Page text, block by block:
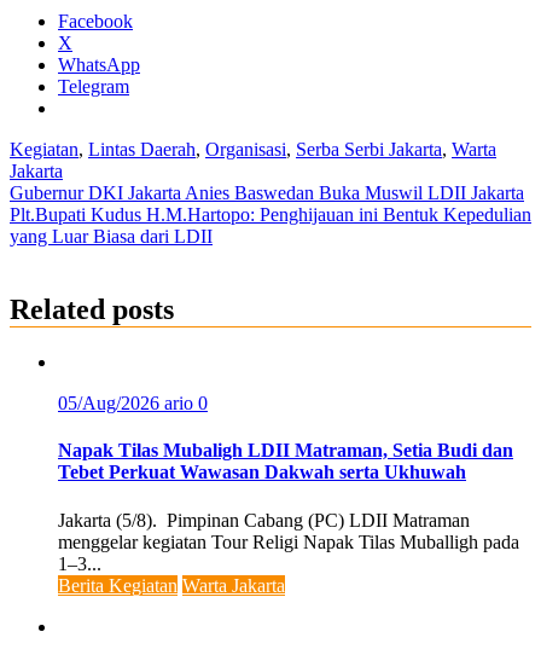
Facebook
X
WhatsApp
Telegram
Kegiatan, Lintas Daerah, Organisasi, Serba Serbi Jakarta, Warta
Jakarta
Post
navigation
Gubernur DKI Jakarta Anies Baswedan Buka Muswil LDII Jakarta
Plt.Bupati Kudus H.M.Hartopo: Penghijauan ini Bentuk Kepedulian
yang Luar Biasa dari LDII
Related posts
05/Aug/2026 ario 0
Napak Tilas Mubaligh LDII Matraman, Setia Budi dan
Tebet Perkuat Wawasan Dakwah serta Ukhuwah
Jakarta (5/8). Pimpinan Cabang (PC) LDII Matraman
menggelar kegiatan Tour Religi Napak Tilas Muballigh pada
1–3...
Berita Kegiatan Warta Jakarta